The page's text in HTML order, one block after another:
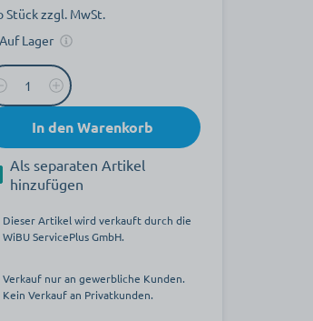
Auf Lager
Stück zzgl. MwSt.
In den Warenkorb
Als separaten Artikel
hinzufügen
Dieser Artikel wird verkauft durch die
WiBU ServicePlus GmbH.
Verkauf nur an gewerbliche Kunden.
Kein Verkauf an Privatkunden.